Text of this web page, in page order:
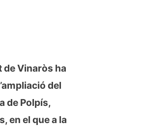
de Vinaròs ha
del
de Polpís,
en el que a la